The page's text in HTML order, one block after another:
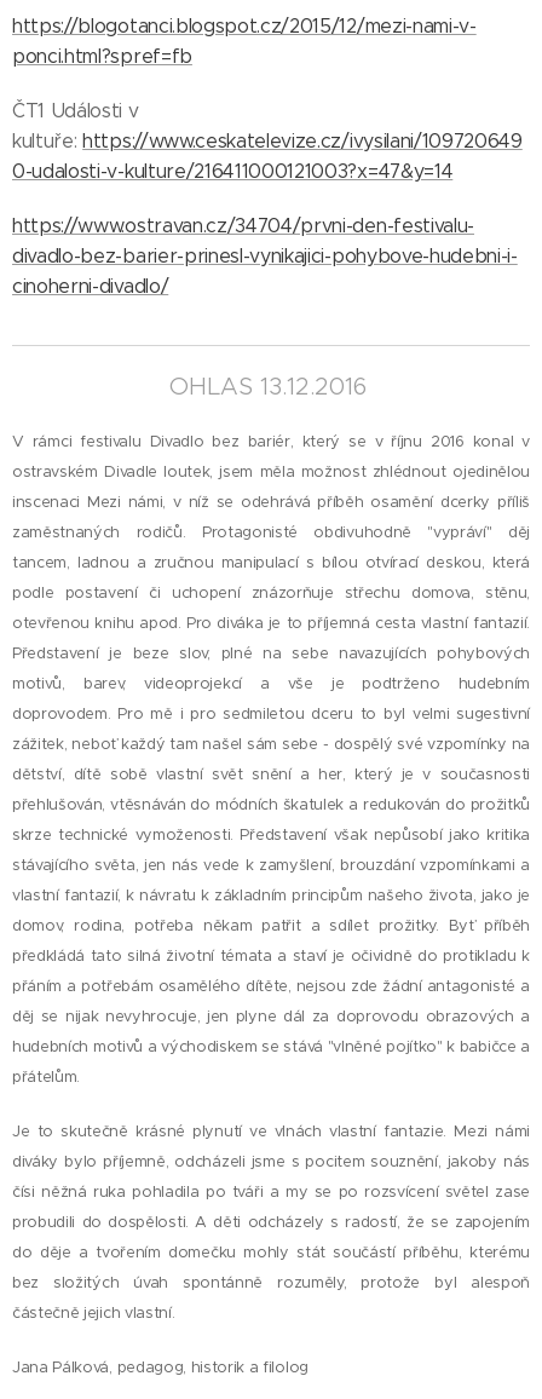
https://blogotanci.blogspot.cz/2015/12/mezi-nami-v-
ponci.html?spref=fb
ČT1 Události v
kultuře: https://www.ceskatelevize.cz/ivysilani/109720649
0-udalosti-v-kulture/216411000121003?x=47&y=14
https://www.ostravan.cz/34704/prvni-den-festivalu-
divadlo-bez-barier-prinesl-vynikajici-pohybove-hudebni-i-
cinoherni-divadlo/
OHLAS 13.12.2016
V rámci festivalu Divadlo bez bariér, který se v říjnu 2016 konal v
ostravském Divadle loutek, jsem měla možnost zhlédnout ojedinělou
inscenaci Mezi námi, v níž se odehrává příběh osamění dcerky příliš
zaměstnaných rodičů. Protagonisté obdivuhodně "vypráví" děj
tancem, ladnou a zručnou manipulací s bílou otvírací deskou, která
podle postavení či uchopení znázorňuje střechu domova, stěnu,
otevřenou knihu apod. Pro diváka je to příjemná cesta vlastní fantazií.
Představení je beze slov, plné na sebe navazujících pohybových
motivů, barev, videoprojekcí a vše je podtrženo hudebním
doprovodem. Pro mě i pro sedmiletou dceru to byl velmi sugestivní
zážitek, neboť každý tam našel sám sebe - dospělý své vzpomínky na
dětství, dítě sobě vlastní svět snění a her, který je v současnosti
přehlušován, vtěsnáván do módních škatulek a redukován do prožitků
skrze technické vymoženosti. Představení však nepůsobí jako kritika
stávajícího světa, jen nás vede k zamyšlení, brouzdání vzpomínkami a
vlastní fantazií, k návratu k základním principům našeho života, jako je
domov, rodina, potřeba někam patřit a sdílet prožitky. Byť příběh
předkládá tato silná životní témata a staví je očividně do protikladu k
přáním a potřebám osamělého dítěte, nejsou zde žádní antagonisté a
děj se nijak nevyhrocuje, jen plyne dál za doprovodu obrazových a
hudebních motivů a východiskem se stává "vlněné pojítko" k babičce a
přátelům.
Je to skutečně krásné plynutí ve vlnách vlastní fantazie. Mezi námi
diváky bylo příjemně, odcházeli jsme s pocitem souznění, jakoby nás
čísi něžná ruka pohladila po tváři a my se po rozsvícení světel zase
probudili do dospělosti. A děti odcházely s radostí, že se zapojením
do děje a tvořením domečku mohly stát součástí příběhu, kterému
bez složitých úvah spontánně rozuměly, protože byl alespoň
částečně jejich vlastní.
Jana Pálková, pedagog, historik a filolog